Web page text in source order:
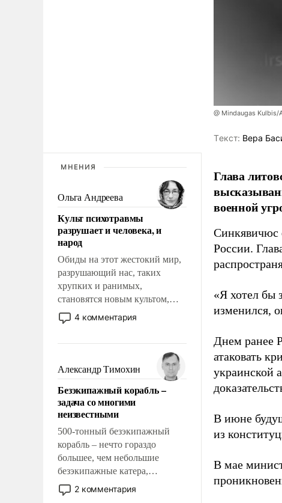
МНЕНИЯ
Ольга Андреева
Культ психотравмы
разрушает и человека, и
народ
Обиды на этот жестокий мир,
разрушающий нас, таких
хрупких и ранимых,
становятся новым культом,
постепенно вытесняя и
отменяя традиционное
мужественным и твердым под
ударами судьбы, брать на себя
ответственность, помогать
слабым, идти вперед и
адаптироваться.
4 комментария
Александр Тимохин
Безэкипажный корабль –
задача со многими
неизвестными
500-тонный безэкипажный
корабль – нечто гораздо
большее, чем небольшие
безэкипажные катера,
применение которых уже
стало обыденностью. Задача по
2 комментария
@ Mindaugas Kulbis/
Tекст: Вера
Глава
военной
Синкявичюс
России.
«Я хотел бы
изменился,
Днем ранее
атаковать
украинской
В июне
из
В мае